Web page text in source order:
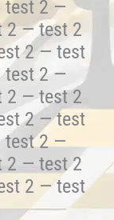
2 —
2 — test 2
2 — test
2 —
2 — test 2
2 — test
test 2 —
2 — test 2
2 — test